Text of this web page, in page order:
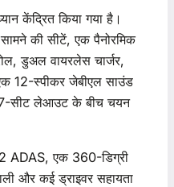
केंद्रित किया गया है।
की सीटें, एक पैनोरमिक
डुअल वायरलेस चार्जर,
12-स्पीकर जेबीएल साउंड
सीट लेआउट के बीच चयन
ADAS, एक 360-डिग्री
और कई ड्राइवर सहायता